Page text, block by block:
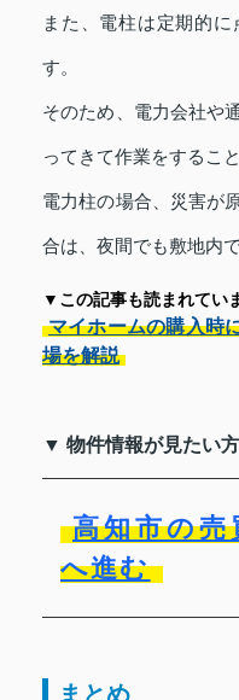
また、電柱は定期的
す。
そのため、電力会社や
ってきて作業をするこ
電力柱の場合、災害が
合は、夜間でも敷地内
▼この記事も読まれてい
マイホームの購入時
場を解説
▼ 物件情報が見たい
高知市の売
へ進む
まとめ